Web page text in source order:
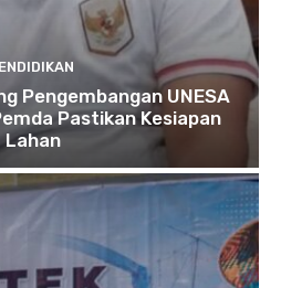
Pengembangan UNESA
Pastikan Kesiapan
Lahan